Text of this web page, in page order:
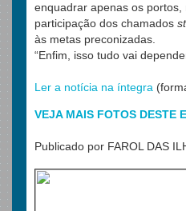
enquadrar apenas os
participação dos chamados
às metas preconizadas.
“Enfim, isso tudo vai
Ler a notícia na íntegra
VEJA MAIS FOTOS DESTE
Publicado por FAROL DAS